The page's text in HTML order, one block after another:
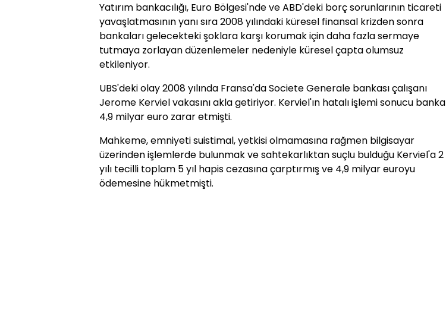
Yatırım bankacılığı, Euro Bölgesi'nde ve ABD'deki borç sorunlarının ticareti
yavaşlatmasının yanı sıra 2008 yılındaki küresel finansal krizden sonra
bankaları gelecekteki şoklara karşı korumak için daha fazla sermaye
tutmaya zorlayan düzenlemeler nedeniyle küresel çapta olumsuz
etkileniyor.
UBS'deki olay 2008 yılında Fransa'da Societe Generale bankası çalışanı
Jerome Kerviel vakasını akla getiriyor. Kerviel'ın hatalı işlemi sonucu banka
4,9 milyar euro zarar etmişti.
Mahkeme, emniyeti suistimal, yetkisi olmamasına rağmen bilgisayar
üzerinden işlemlerde bulunmak ve sahtekarlıktan suçlu bulduğu Kerviel'a 2
yılı tecilli toplam 5 yıl hapis cezasına çarptırmış ve 4,9 milyar euroyu
ödemesine hükmetmişti.